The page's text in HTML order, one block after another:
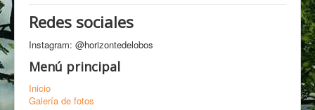
Está aquí: Inicio Galería de fotos
Feria de Ciencias
Redes sociales
Instagram: @horizontedelobos
Menú principal
Inicio
Galería de fotos